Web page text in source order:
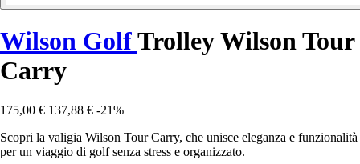
Wilson GolfTrolley Wilson Tour
Carry
175,00 € 137,88 € -21%
Scopri la valigia Wilson Tour Carry, che unisce eleganza e funzionalità
per un viaggio di golf senza stress e organizzato.